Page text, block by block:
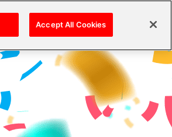
Accept All Cookies